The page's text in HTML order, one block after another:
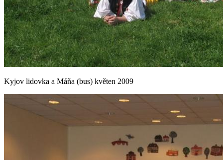
Kyjov lidovka a Máňa (bus) květen 2009